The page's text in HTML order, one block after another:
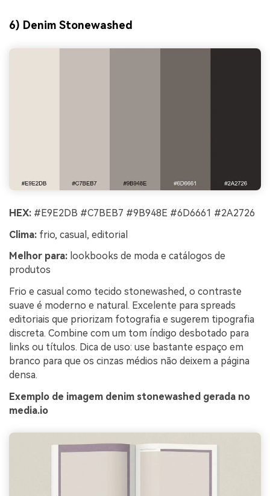
6) Denim Stonewashed
HEX: #E9E2DB #C7BEB7 #9B948E #6D6661 #2A2726
Clima: frio, casual, editorial
Melhor para: lookbooks de moda e catálogos de
produtos
Frio e casual como tecido stonewashed, o contraste
suave é moderno e natural. Excelente para spreads
editoriais que priorizam fotografia e sugerem tipografia
discreta. Combine com um tom índigo desbotado para
links ou títulos. Dica de uso: use bastante espaço em
branco para que os cinzas médios não deixem a página
densa.
Exemplo de imagem denim stonewashed gerada no
media.io